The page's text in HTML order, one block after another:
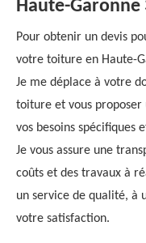
Haute-Garonne
Pour obtenir un devis
votre toiture en Haute-
Je me déplace à votre
toiture et vous proposer
vos besoins spécifiques
Je vous assure une
coûts et des travaux à
un service de qualité, à
votre satisfaction.